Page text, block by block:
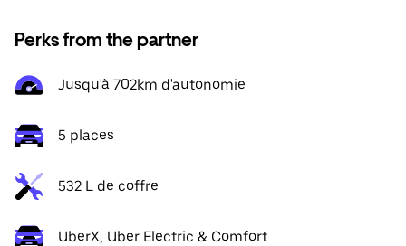
Perks from the partner
Jusqu'à 702km d'autonomie
5 places
532 L de coffre
UberX, Uber Electric & Comfort